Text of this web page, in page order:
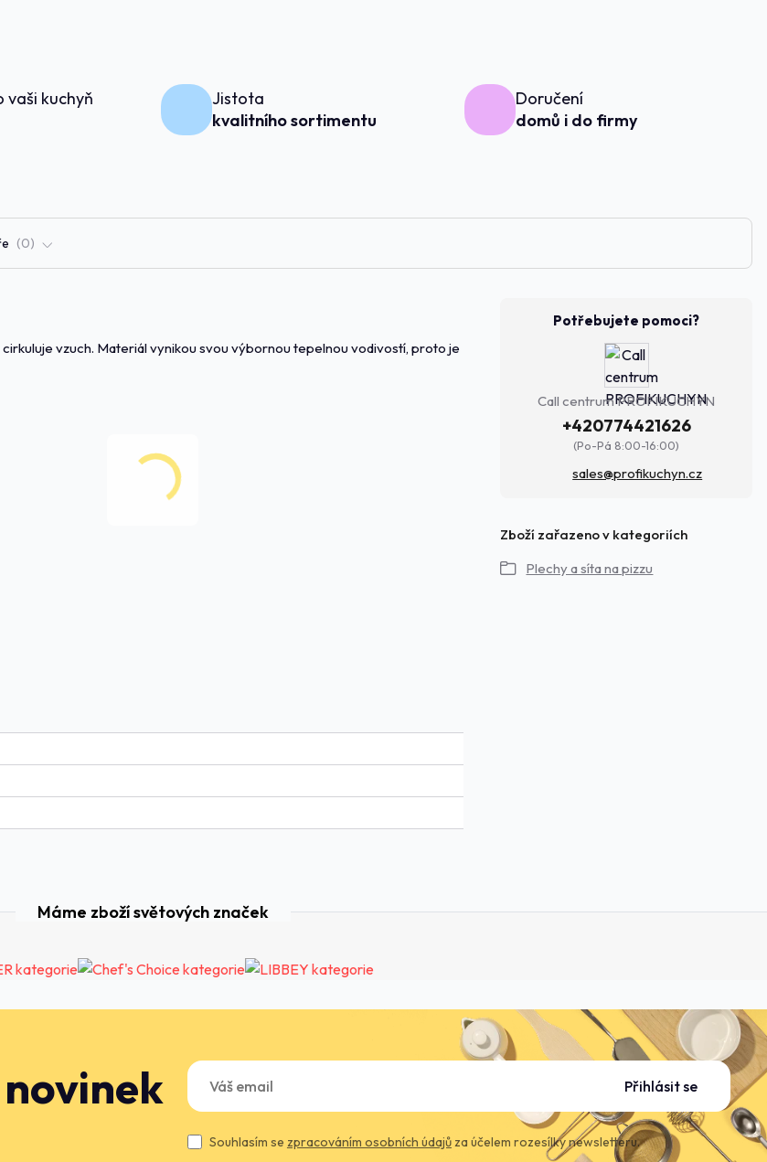
vaši kuchyň
Jistota
kvalitního sortimentu
Doručení
domů i do firmy
0
vzuch. Materiál vynikou svou výbornou tepelnou vodivostí, proto je
Potřebujete pomoci?
Call centrum PROFIKUCHYN
+420774421626
(Po-Pá 8:00-16:00)
sales@profikuchyn.cz
Zboží zařazeno v kategoriích
Plechy a síta na pizzu
Přihlásit se
Souhlasím se zpracováním osobních údajůza účelem rozesílky newsletteru.
Máme zboží světových značek